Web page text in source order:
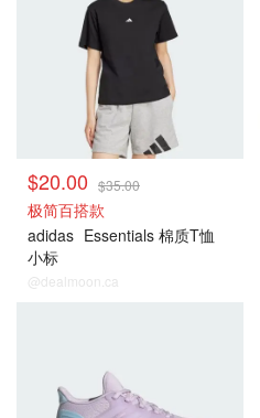
$20.00 $35.00
极简百搭款
adidas Essentials 棉质T恤
小标
@dealmoon.ca